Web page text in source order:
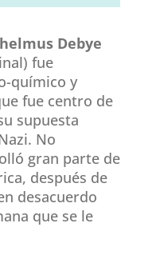
Debye
fue
químico y
fue centro de
supuesta
No
gran parte de
después de
desacuerdo
que se le